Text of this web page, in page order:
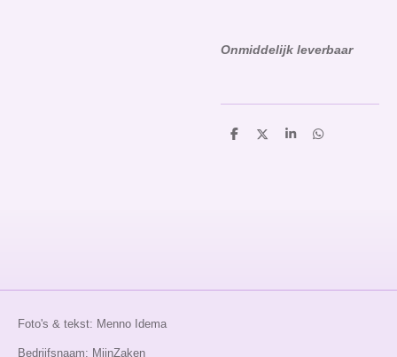
Onmiddelijk leverbaar
D
D
S
D
Foto's & tekst: Menno Idema
Bedrijfsnaam: MjinZaken